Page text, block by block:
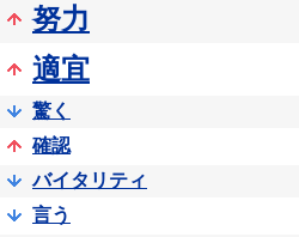
努力
適宜
驚く
確認
バイタリティ
言う